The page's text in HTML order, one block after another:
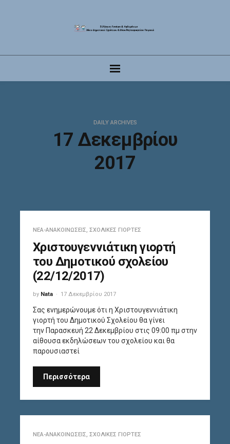
DAILY ARCHIVES
17 Δεκεμβρίου
2017
ΝΈΑ-ΑΝΑΚΟΙΝΏΣΕΙΣ, ΣΧΟΛΙΚΈΣ ΓΙΟΡΤΈΣ
Χριστουγεννιάτικη γιορτή
του Δημοτικού σχολείου
(22/12/2017)
by Nata 17 Δεκεμβρίου 2017
Σας ενημερώνουμε ότι η Χριστουγεννιάτικη
γιορτή του Δημοτικού Σχολείου θα γίνει
την Παρασκευή 22 Δεκεμβρίου στις 09:00 πμ στην
αίθουσα εκδηλώσεων του σχολείου και θα
παρουσιαστεί
Περισσότερα
ΝΈΑ-ΑΝΑΚΟΙΝΏΣΕΙΣ, ΣΧΟΛΙΚΈΣ ΓΙΟΡΤΈΣ